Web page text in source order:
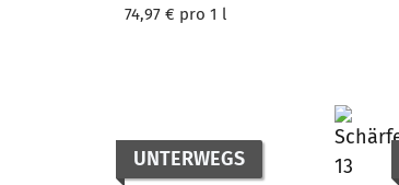
74,97 € pro 1 l
UNTERWEGS